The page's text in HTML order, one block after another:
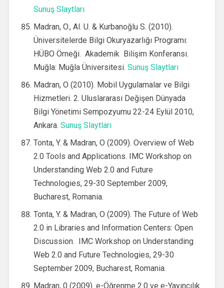
Sunuş Slaytları
Madran, O., Al. U. & Kurbanoğlu S. (2010).
Üniversitelerde Bilgi Okuryazarlığı Programı:
HÜBO Örneği. Akademik Bilişim Konferansı.
Muğla: Muğla Üniversitesi. Sunuş Slaytları
Madran, O (2010). Mobil Uygulamalar ve Bilgi
Hizmetleri. 2. Uluslararası Değişen Dünyada
Bilgi Yönetimi Sempozyumu 22-24 Eylül 2010,
Ankara. Sunuş Slaytları
Tonta, Y. & Madran, O (2009). Overview of Web
2.0 Tools and Applications. IMC Workshop on
Understanding Web 2.0 and Future
Technologies, 29-30 September 2009,
Bucharest, Romania.
Tonta, Y. & Madran, O (2009). The Future of Web
2.0 in Libraries and Information Centers: Open
Discussion. IMC Workshop on Understanding
Web 2.0 and Future Technologies, 29-30
September 2009, Bucharest, Romania.
Madran, 0 (2009). e-Öğrenme 2.0 ve e-Yayıncılık